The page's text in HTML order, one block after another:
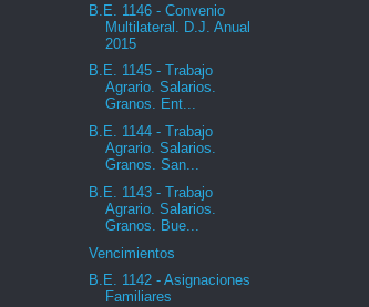
B.E. 1146 - Convenio
Multilateral. D.J. Anual
2015
B.E. 1145 - Trabajo
Agrario. Salarios.
Granos. Ent...
B.E. 1144 - Trabajo
Agrario. Salarios.
Granos. San...
B.E. 1143 - Trabajo
Agrario. Salarios.
Granos. Bue...
Vencimientos
B.E. 1142 - Asignaciones
Familiares